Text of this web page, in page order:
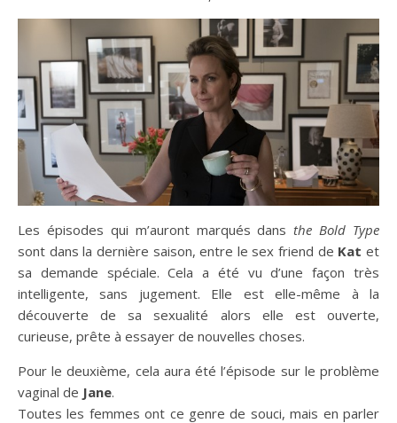
Les épisodes qui m’auront marqués dansthe Bold Type
sont dans la dernière saison, entre le sex friend de Kat et
sa demande spéciale. Cela a été vu d’une façon très
intelligente, sans jugement. Elle est elle-même à la
découverte de sa sexualité alors elle est ouverte,
curieuse, prête à essayer de nouvelles choses.
Pour le deuxième, cela aura été l’épisode sur le problème
vaginal de Jane.
Toutes les femmes ont ce genre de souci, mais en parler